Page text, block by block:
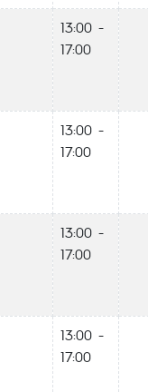
13:00 -
17:00
13:00 -
17:00
13:00 -
17:00
13:00 -
17:00